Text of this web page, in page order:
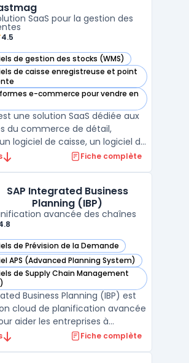
de documents conformes aux
SaaS pour la gestion des
4.5
de gestion des stocks (WMS)
dans cette catégorie
de caisse enregistreuse et point
dans cette catégorie
e-commerce pour vendre en
dans cette catégorie
une solution SaaS dédiée aux
du commerce de détail,
logiciel de caisse, un logiciel de
stock et un logiciel de gestion
en optimisant les stocks,
Fiche complète
SAP Integrated Business
Planning (IBP)
avancée des chaînes
de Prévision de la Demande
Integrated Business Planning (IBP) dans cette
APS (Advanced Planning System)
Integrated Business Planning (IBP) dans cette
de Supply Chain Management
Integrated Business Planning (IBP) dans cette
Business Planning (IBP) est
cloud de planification avancée
aider les entreprises à
processus stratégiques,
Fiche complète